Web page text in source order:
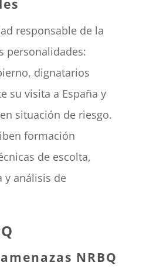
responsable de la
personalidades:
dignatarios
su visita a España y
situación de riesgo.
formación
de escolta,
y análisis de
NRBQ